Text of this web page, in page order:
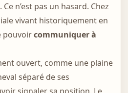
n’est pas un hasard. Chez
vivant historiquement en
pouvoircommuniquer à
ouvert, comme une plaine
séparé de ses
signaler sa position. Le